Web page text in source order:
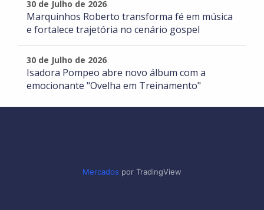
30 de Julho de 2026
Marquinhos Roberto transforma fé em música
e fortalece trajetória no cenário gospel
30 de Julho de 2026
Isadora Pompeo abre novo álbum com a
emocionante "Ovelha em Treinamento"
Mercados por TradingView